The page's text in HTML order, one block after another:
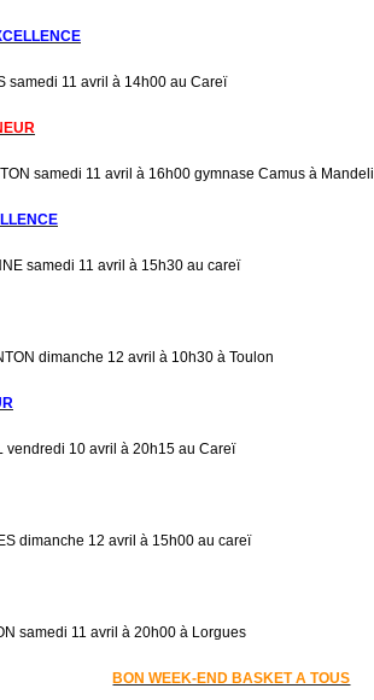
samedi 11 avril à 14h00 au Careï
samedi 11 avril à 16h00 gymnase Camus à
samedi 11 avril à 15h30 au careï
dimanche 12 avril à 10h30 à Toulon
vendredi 10 avril à 20h15 au Careï
dimanche 12 avril à 15h00 au careï
samedi 11 avril à 20h00 à Lorgues
BON WEEK-END BASKET A TOUS